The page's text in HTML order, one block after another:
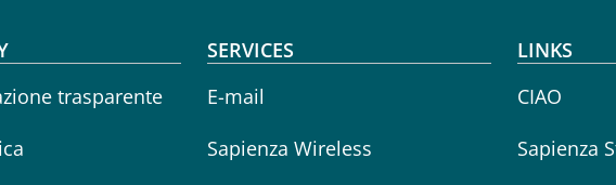
menu
trasparente
SERVICES
E-mail
Sapienza Wireless
LINKS
CIAO
Sapienza